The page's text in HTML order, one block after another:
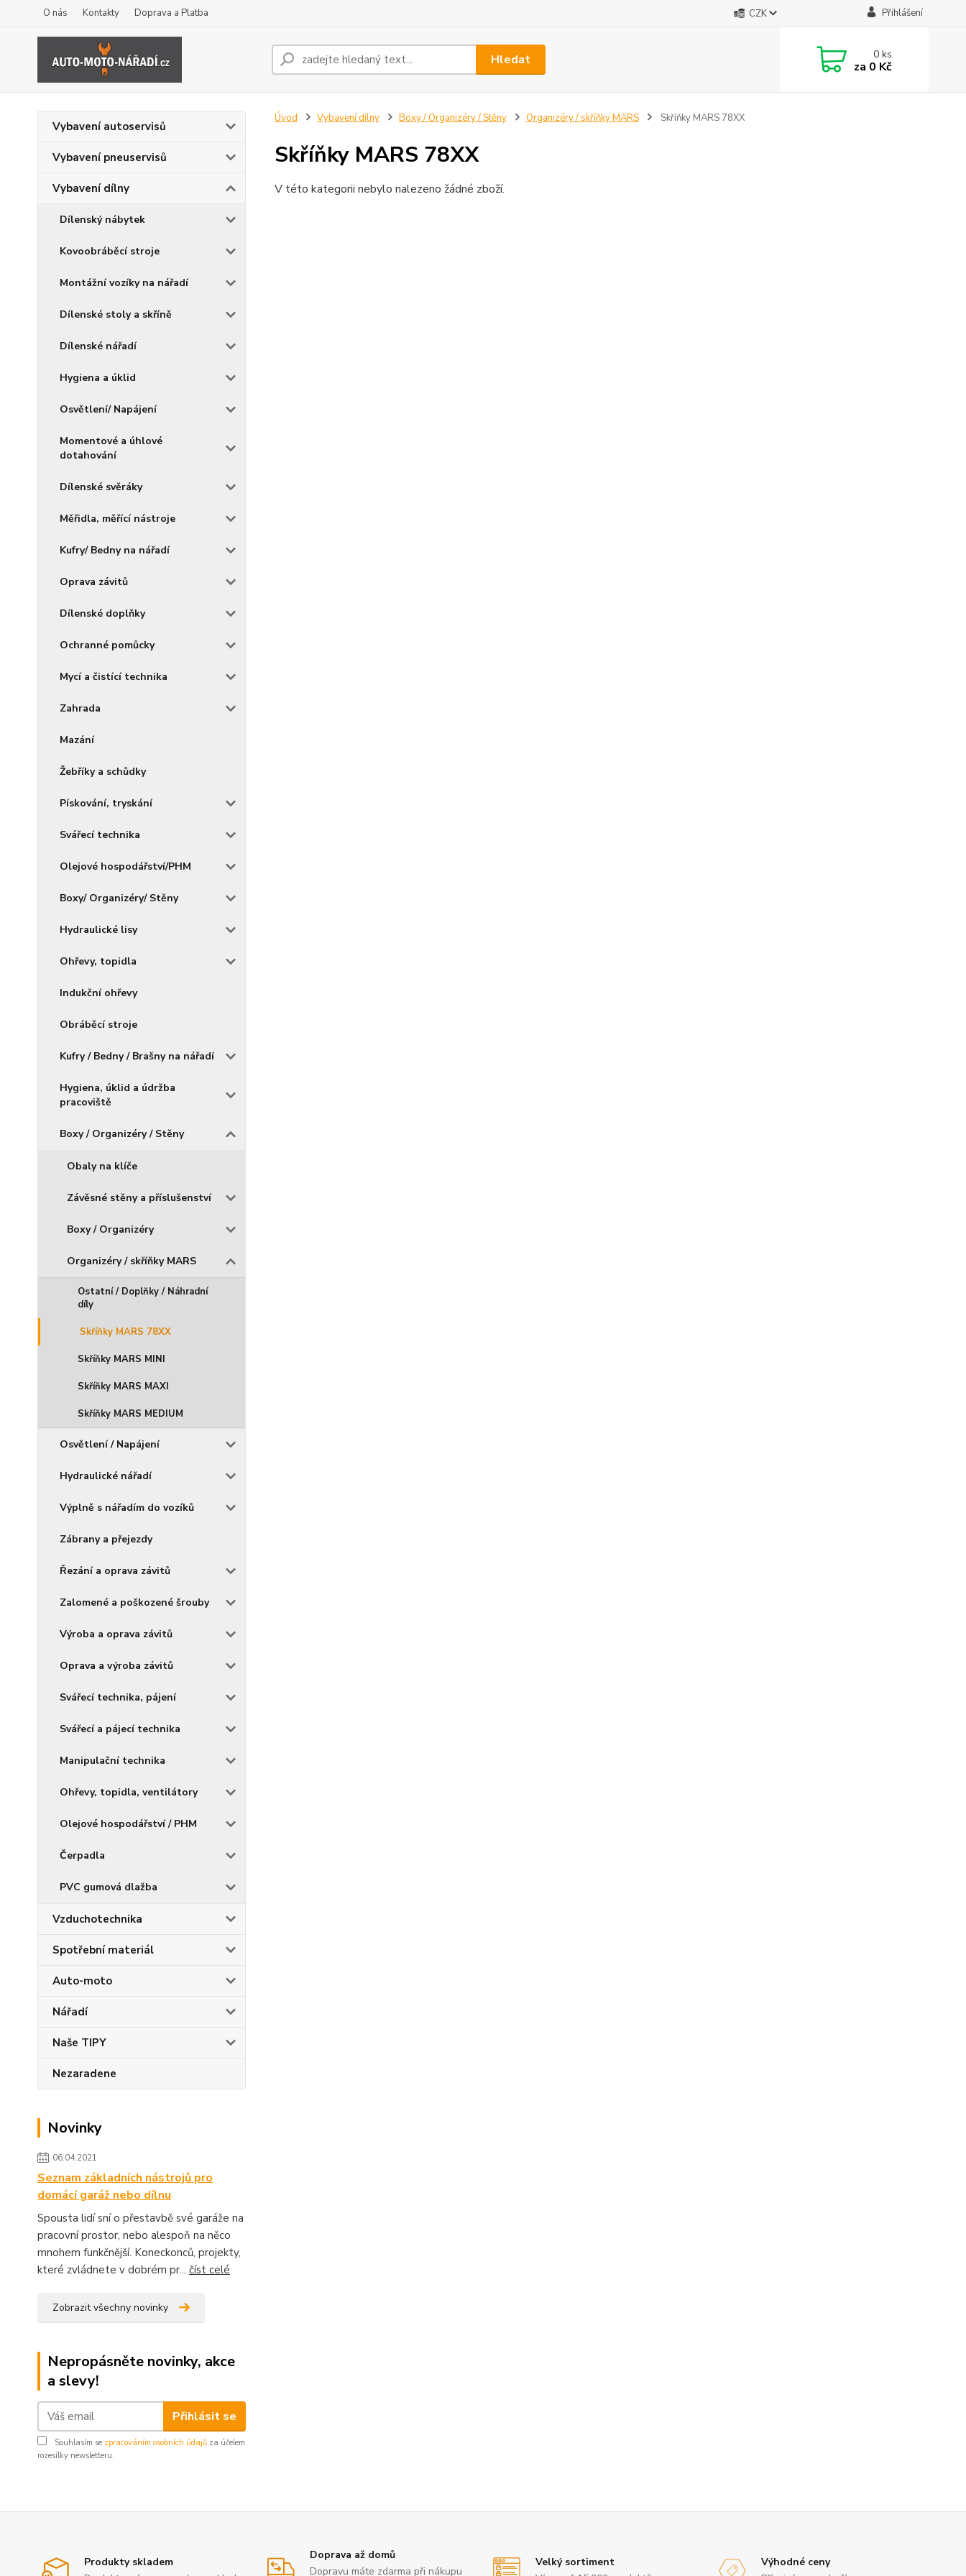
O nás Kontakty Doprava a Platba CZK Přihlášení
Hledat 0ks
za 0 Kč
Vybavení autoservisů
Vybavení pneuservisů
Vybavení dílny
Dílenský nábytek
Kovoobráběcí stroje
Montážní vozíky na nářadí
Dílenské stoly a skříně
Dílenské nářadí
Hygiena a úklid
Osvětlení/ Napájení
Momentové a úhlové
dotahování
Dílenské svěráky
Měřidla, měřící nástroje
Kufry/ Bedny na nářadí
Oprava závitů
Dílenské doplňky
Ochranné pomůcky
Mycí a čistící technika
Zahrada
Mazání
Žebříky a schůdky
Pískování, tryskání
Svářecí technika
Olejové hospodářství/PHM
Boxy/ Organizéry/ Stěny
Hydraulické lisy
Ohřevy, topidla
Indukční ohřevy
Obráběcí stroje
Kufry / Bedny / Brašny na nářadí
Hygiena, úklid a údržba
pracoviště
Boxy / Organizéry / Stěny
Obaly na klíče
Závěsné stěny a příslušenství
Boxy / Organizéry
Organizéry / skříňky MARS
Ostatní / Doplňky / Náhradní
díly
Skříňky MARS 78XX
Skříňky MARS MINI
Skříňky MARS MAXI
Skříňky MARS MEDIUM
Osvětlení / Napájení
Hydraulické nářadí
Výplně s nářadím do vozíků
Zábrany a přejezdy
Řezání a oprava závitů
Zalomené a poškozené šrouby
Výroba a oprava závitů
Oprava a výroba závitů
Svářecí technika, pájení
Svářecí a pájecí technika
Manipulační technika
Ohřevy, topidla, ventilátory
Olejové hospodářství / PHM
Čerpadla
PVC gumová dlažba
Vzduchotechnika
Spotřební materiál
Auto-moto
Nářadí
Naše TIPY
Nezaradene
Novinky
06.04.2021
Seznam základních nástrojů pro
domácí garáž nebo dílnu
Spousta lidí sní o přestavbě své garáže na
pracovní prostor, nebo alespoň na něco
mnohem funkčnější. Koneckonců, projekty,
které zvládnete v dobrém pr... číst celé
Zobrazit všechny novinky
Nepropásněte novinky, akce
a slevy!
Přihlásit se
Souhlasím se zpracováním osobních údajů za účelem
rozesílky newsletteru.
Úvod Vybavení dílny Boxy / Organizéry / Stěny Organizéry / skříňky MARS Skříňky MARS 78XX
Skříňky MARS 78XX
V této kategorii nebylo nalezeno žádné zboží.
Produkty skladem
Doprava až domů
Dopravu máte zdarma při nákupu
Velký sortiment
Výhodné ceny